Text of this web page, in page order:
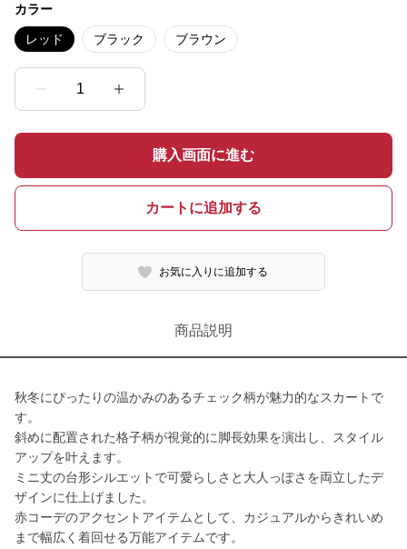
カラー
レッド ブラック ブラウン
1
購入画面に進む
カートに追加する
お気に入りに追加する
商品説明
秋冬にぴったりの温かみのあるチェック柄が魅力的なスカートで
す。
斜めに配置された格子柄が視覚的に脚長効果を演出し、スタイル
アップを叶えます。
ミニ丈の台形シルエットで可愛らしさと大人っぽさを両立したデ
ザインに仕上げました。
赤コーデのアクセントアイテムとして、カジュアルからきれいめ
まで幅広く着回せる万能アイテムです。